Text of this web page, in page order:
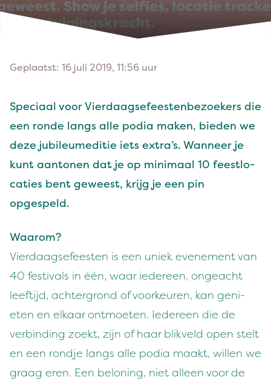
Geplaatst: 16 juli 2019, 11:56 uur
Spe­ci­aal voor Vier­daagse­feesten­be­zoek­ers die
een ronde langs alle podia mak­en, bieden we
deze jubileumedi­tie iets extra’s. Wan­neer je
kunt aan­to­nen dat je op min­i­maal 10 feest­lo­
caties bent geweest, kri­jg je een pin
opgespeld.
Waarom?
Vier­daagse­feesten is een uniek even­e­ment van
40 fes­ti­vals in één, waar iedereen, ongeacht
leefti­jd, achter­grond of voorkeuren, kan geni­
eten en elka­ar ont­moeten. Iedereen die de
verbind­ing zoekt, zijn of haar blikveld open stelt
en een rond­je langs alle podia maakt, willen we
graag eren. Een beloning, niet alleen voor de